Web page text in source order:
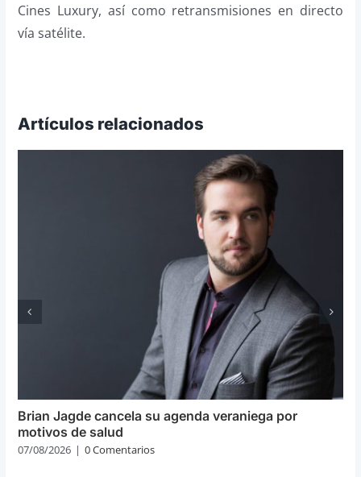
Cines Luxury, así como retransmisiones en directo
vía satélite.
Artículos relacionados
Brian Jagde cancela su agenda veraniega por
motivos de salud
07/08/2026 | 0 Comentarios